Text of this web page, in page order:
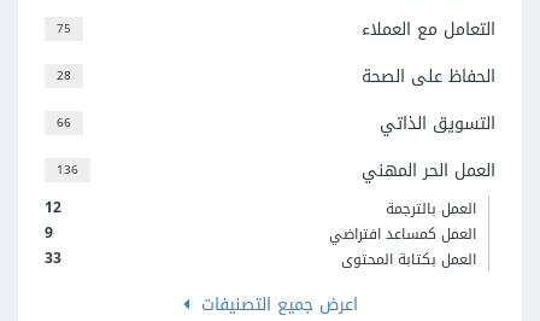
75 التعامل مع العملاء
28 الحفاظ على الصحة
66 التسويق الذاتي
136 العمل الحر المهني
12
العمل بالترجمة
9
العمل كمساعد افتراضي
33
العمل بكتابة المحتوى
اعرض جميع التصنيفات